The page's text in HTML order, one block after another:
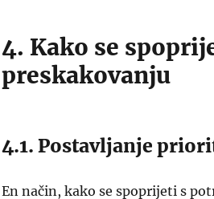
4. Kako se
preskakovanju
4.1. Postavljanje
En način, kako se spoprijeti s